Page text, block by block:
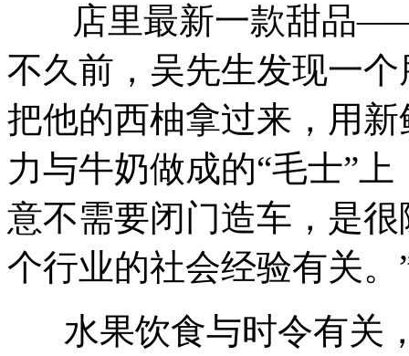
店里最新一款甜品
不久前，吴先生发现一
把他的西柚拿过来，用
力与牛奶做成的“毛士”
意不需要闭门造车，是
个行业的社会经验有关
水果饮食与时令有关